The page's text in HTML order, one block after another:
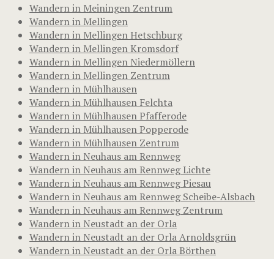
Wandern in Meiningen Zentrum
Wandern in Mellingen
Wandern in Mellingen Hetschburg
Wandern in Mellingen Kromsdorf
Wandern in Mellingen Niedermöllern
Wandern in Mellingen Zentrum
Wandern in Mühlhausen
Wandern in Mühlhausen Felchta
Wandern in Mühlhausen Pfafferode
Wandern in Mühlhausen Popperode
Wandern in Mühlhausen Zentrum
Wandern in Neuhaus am Rennweg
Wandern in Neuhaus am Rennweg Lichte
Wandern in Neuhaus am Rennweg Piesau
Wandern in Neuhaus am Rennweg Scheibe-Alsbach
Wandern in Neuhaus am Rennweg Zentrum
Wandern in Neustadt an der Orla
Wandern in Neustadt an der Orla Arnoldsgrün
Wandern in Neustadt an der Orla Börthen